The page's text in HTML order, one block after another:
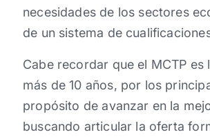
necesidades de los sectores
de un sistema de
Cabe recordar que el MCTP
más de 10 años, por los
propósito de avanzar en la
buscando articular la oferta